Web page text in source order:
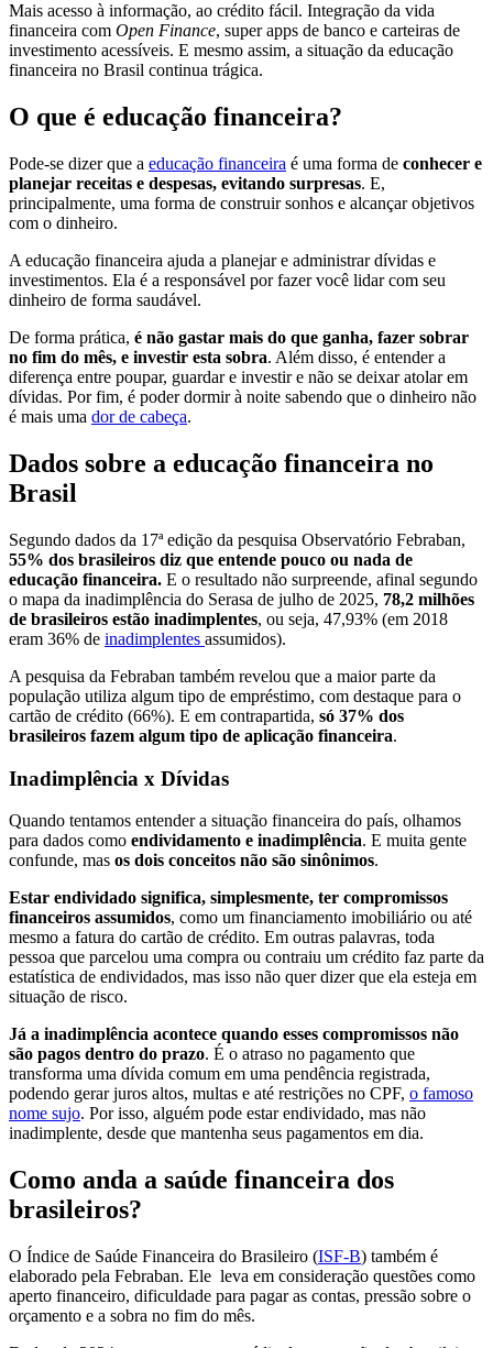
Mais acesso à informação, ao crédito fácil. Integração da vida
financeira com Open Finance, super apps de banco e carteiras de
investimento acessíveis. E mesmo assim, a situação da educação
financeira no Brasil continua trágica.
O que é educação financeira?
Pode-se dizer que a educação financeira é uma forma de conhecer e
planejar receitas e despesas, evitando surpresas. E,
principalmente, uma forma de construir sonhos e alcançar objetivos
com o dinheiro.
A educação financeira ajuda a planejar e administrar dívidas e
investimentos. Ela é a responsável por fazer você lidar com seu
dinheiro de forma saudável.
De forma prática, é não gastar mais do que ganha, fazer sobrar
no fim do mês, e investir esta sobra. Além disso, é entender a
diferença entre poupar, guardar e investir e não se deixar atolar em
dívidas. Por fim, é poder dormir à noite sabendo que o dinheiro não
é mais uma dor de cabeça.
Dados sobre a educação financeira no
Brasil
Segundo dados da 17ª edição da pesquisa Observatório Febraban,
55% dos brasileiros diz que entende pouco ou nada de
educação financeira. E o resultado não surpreende, afinal segundo
o mapa da inadimplência do Serasa de julho de 2025, 78,2 milhões
de brasileiros estão inadimplentes, ou seja, 47,93% (em 2018
eram 36% de inadimplentes assumidos).
A pesquisa da Febraban também revelou que a maior parte da
população utiliza algum tipo de empréstimo, com destaque para o
cartão de crédito (66%). E em contrapartida, só 37% dos
brasileiros fazem algum tipo de aplicação financeira.
Inadimplência x Dívidas
Quando tentamos entender a situação financeira do país, olhamos
para dados como endividamento e inadimplência. E muita gente
confunde, mas os dois conceitos não são sinônimos.
Estar endividado significa, simplesmente, ter compromissos
financeiros assumidos, como um financiamento imobiliário ou até
mesmo a fatura do cartão de crédito. Em outras palavras, toda
pessoa que parcelou uma compra ou contraiu um crédito faz parte da
estatística de endividados, mas isso não quer dizer que ela esteja em
situação de risco.
Já a inadimplência acontece quando esses compromissos não
são pagos dentro do prazo. É o atraso no pagamento que
transforma uma dívida comum em uma pendência registrada,
podendo gerar juros altos, multas e até restrições no CPF, o famoso
nome sujo. Por isso, alguém pode estar endividado, mas não
inadimplente, desde que mantenha seus pagamentos em dia.
Como anda a saúde financeira dos
brasileiros?
O Índice de Saúde Financeira do Brasileiro (ISF-B) também é
elaborado pela Febraban. Ele leva em consideração questões como
aperto financeiro, dificuldade para pagar as contas, pressão sobre o
orçamento e a sobra no fim do mês.